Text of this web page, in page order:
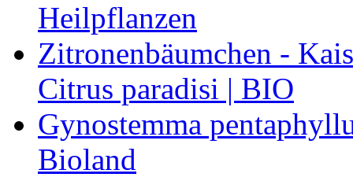
Heilpflanzen
Zitronenbäumchen -
Citrus paradisi | BIO
Gynostemma
Bioland